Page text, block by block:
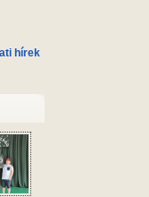
hírek